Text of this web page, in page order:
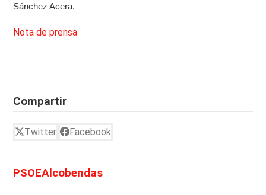
Sánchez Acera.
Nota de prensa
Compartir
Twitter Facebook
PSOEAlcobendas